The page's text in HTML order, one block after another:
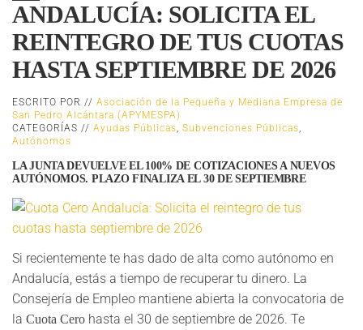
ANDALUCÍA: SOLICITA EL
REINTEGRO DE TUS CUOTAS
HASTA SEPTIEMBRE DE 2026
ESCRITO POR // Asociación de la Pequeña y Mediana Empresa de
San Pedro Alcántara (APYMESPA)
CATEGORÍAS // Ayudas Públicas Subvenciones Públicas
Autónomos
LA JUNTA DEVUELVE EL 100% DE COTIZACIONES A NUEVOS
AUTÓNOMOS. PLAZO FINALIZA EL 30 DE SEPTIEMBRE
Si recientemente te has dado de alta como autónomo en
Andalucía, estás a tiempo de recuperar tu dinero. La
Consejería de Empleo mantiene abierta la convocatoria de
la Cuota Cero hasta el 30 de septiembre de 2026. Te